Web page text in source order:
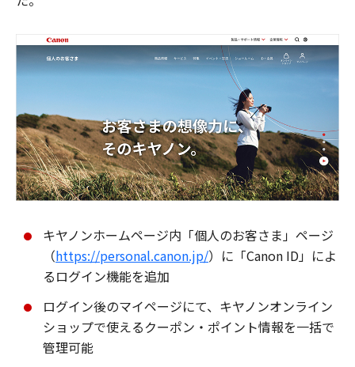
キヤノンホームページ内「個人のお客さま」ページ
（https://personal.canon.jp/）に「Canon ID」によ
るログイン機能を追加
ログイン後のマイページにて、キヤノンオンライン
ショップで使えるクーポン・ポイント情報を一括で
管理可能